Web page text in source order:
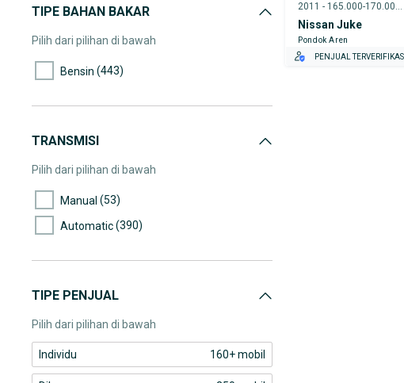
95.000-100.000 (24)
100.000-105.000 (28)
(37)
120.000-125.000
145.000-150.000(6)
150.000-155.000
160.000-165.000
165.000-170.000(13)
TIPE BAHAN BAKAR
Pilih dari pilihan di bawah
Bensin (443)
TRANSMISI
Pilih dari pilihan di bawah
Manual (53)
Automatic(390)
TIPE PENJUAL
Pilih dari pilihan di bawah
Individu 160+ mobil
2011 - 165.000-170.000 km
Nissan Juke
Pondok Aren
PENJUAL TERVERIFIKASI